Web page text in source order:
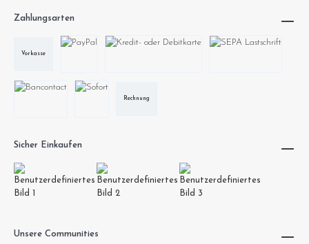
Zahlungsarten
Vorkasse
Rechnung
Unsere Communities
Sicher Einkaufen